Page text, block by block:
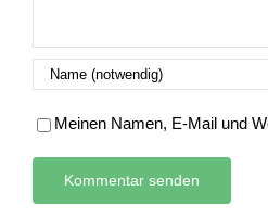
Meinen Namen, E-Mail und